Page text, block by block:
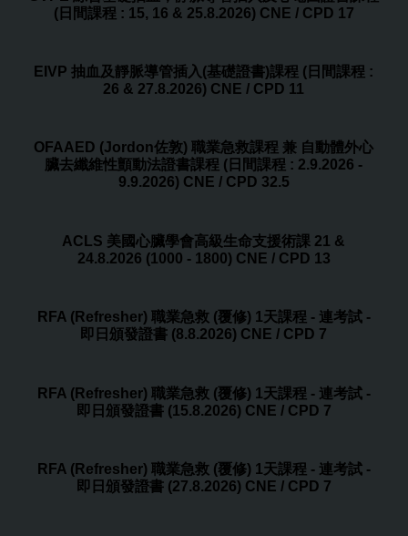
(日間課程 : 15, 16 & 25.8.2026) CNE / CPD 17
EIVP 抽血及靜脈導管插入(基礎證書)課程 (日間課程 :
26 & 27.8.2026) CNE / CPD 11
OFAAED (Jordon佐敦) 職業急救課程 兼 自動體外心
臟去纖維性顫動法證書課程 (日間課程 : 2.9.2026 -
9.9.2026) CNE / CPD 32.5
ACLS 美國心臟學會高級生命支援術課 21 &
24.8.2026 (1000 - 1800) CNE / CPD 13
RFA (Refresher) 職業急救 (覆修) 1天課程 - 連考試 -
即日頒發證書 (8.8.2026) CNE / CPD 7
RFA (Refresher) 職業急救 (覆修) 1天課程 - 連考試 -
即日頒發證書 (15.8.2026) CNE / CPD 7
RFA (Refresher) 職業急救 (覆修) 1天課程 - 連考試 -
即日頒發證書 (27.8.2026) CNE / CPD 7